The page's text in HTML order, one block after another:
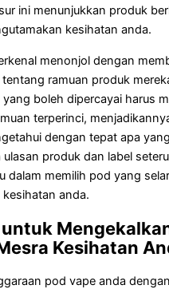
ini menunjukkan produk
kesihatan anda.
menonjol dengan
tentang ramuan produk
yang boleh dipercayai harus
terperinci,
dengan tepat apa
ulasan produk dan label
dalam memilih pod yang
kesihatan anda.
Kesihatan
pod vape anda